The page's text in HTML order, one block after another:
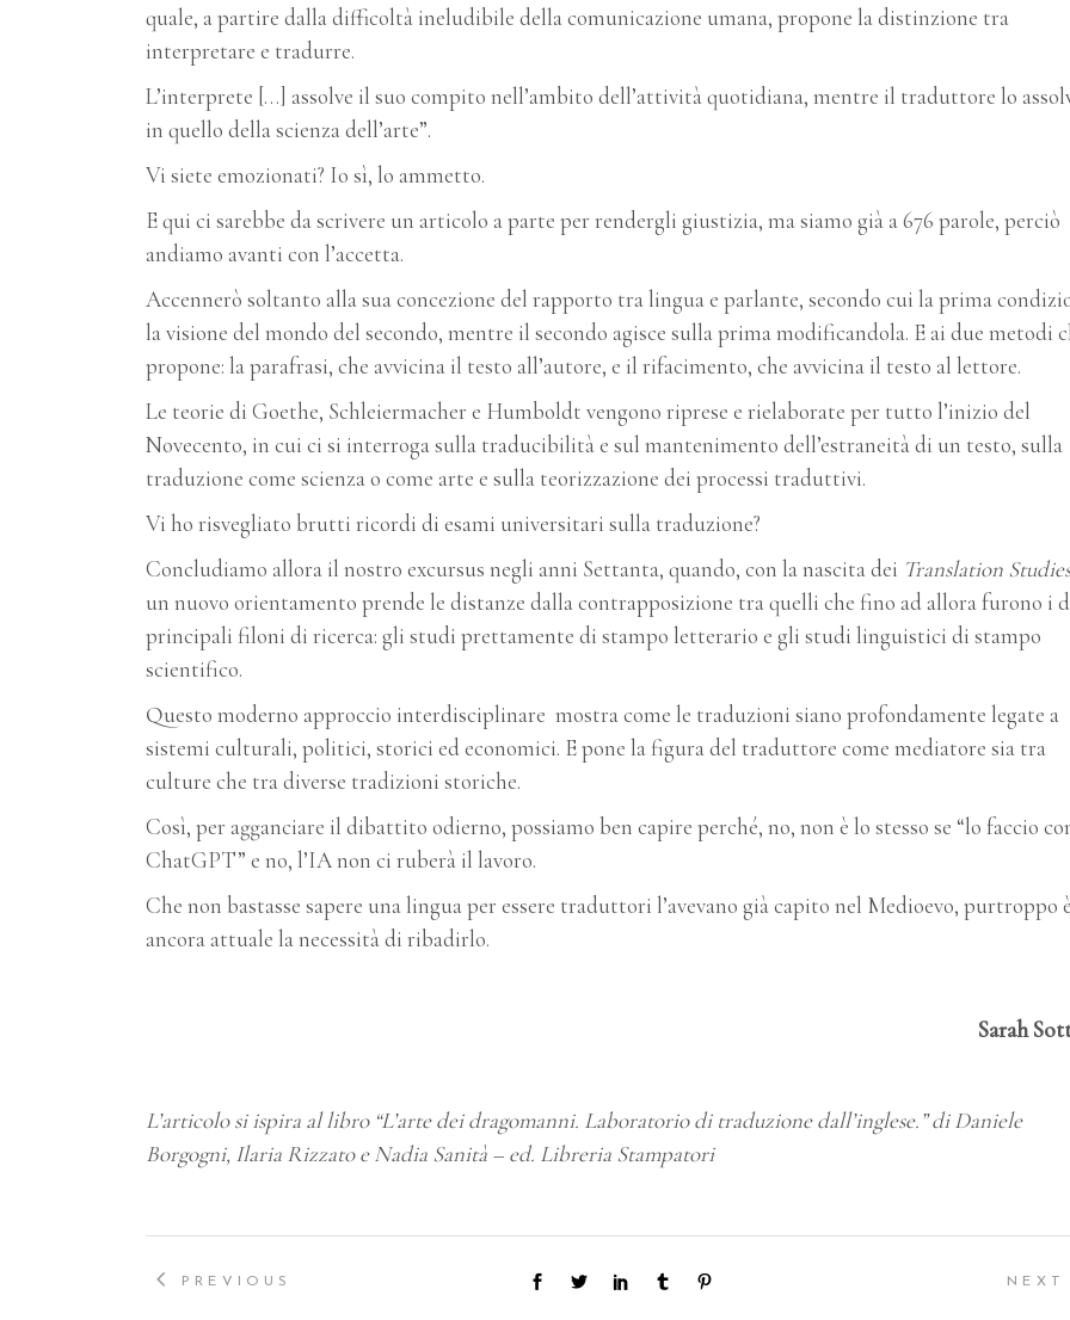
quale, a partire dalla difficoltà ineludibile della comunicazione umana, propone la distinzione tra
interpretare e tradurre.
L’interprete […] assolve il suo compito nell’ambito dell’attività quotidiana, mentre il traduttore lo
in quello della scienza dell’arte”.
Vi siete emozionati? Io sì, lo ammetto.
E qui ci sarebbe da scrivere un articolo a parte per rendergli giustizia, ma siamo già a 676 parole, perciò
andiamo avanti con l’accetta.
Accennerò soltanto alla sua concezione del rapporto tra lingua e parlante, secondo cui la prima
la visione del mondo del secondo, mentre il secondo agisce sulla prima modificandola. E ai due metodi
propone: la parafrasi, che avvicina il testo all’autore, e il rifacimento, che avvicina il testo al lettore.
Le teorie di Goethe, Schleiermacher e Humboldt vengono riprese e rielaborate per tutto l’inizio del
Novecento, in cui ci si interroga sulla traducibilità e sul mantenimento dell’estraneità di un testo, sulla
traduzione come scienza o come arte e sulla teorizzazione dei processi traduttivi.
Vi ho risvegliato brutti ricordi di esami universitari sulla traduzione?
Concludiamo allora il nostro excursus negli anni Settanta, quando, con la nascita dei Translation
un nuovo orientamento prende le distanze dalla contrapposizione tra quelli che fino ad allora furono i
principali filoni di ricerca: gli studi prettamente di stampo letterario e gli studi linguistici di stampo
scientifico.
Questo moderno approccio interdisciplinare mostra come le traduzioni siano profondamente legate a
sistemi culturali, politici, storici ed economici. E pone la figura del traduttore come mediatore sia tra
culture che tra diverse tradizioni storiche.
Così, per agganciare il dibattito odierno, possiamo ben capire perché, no, non è lo stesso se “lo faccio
ChatGPT” e no, l’IA non ci ruberà il lavoro.
Che non bastasse sapere una lingua per essere traduttori l’avevano già capito nel Medioevo, purtroppo è
ancora attuale la necessità di ribadirlo.
Sarah
L’articolo si ispira al libro “L’arte dei dragomanni. Laboratorio di traduzione dall’inglese.” di Daniele
Borgogni, Ilaria Rizzato e Nadia Sanità – ed. Libreria Stampatori
PREVIOUS NEXT